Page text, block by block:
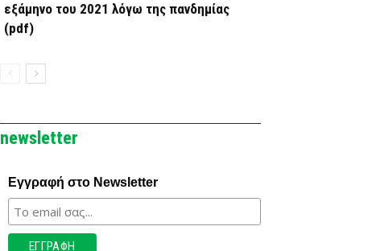
εξάμηνο του 2021 λόγω της πανδημίας
(pdf)
newsletter
Εγγραφή στο Newsletter